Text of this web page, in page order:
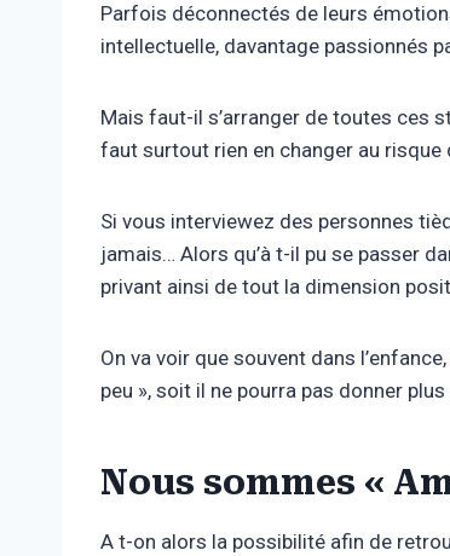
Parfois déconnectés de leurs
intellectuelle, davantage passionnés
Mais faut-il s’arranger de toutes ces
faut surtout rien en changer au
Si vous interviewez des personnes
jamais… Alors qu’à t-il pu se passer
privant ainsi de tout la dimension
On va voir que souvent dans
peu », soit il ne pourra pas donner
Nous sommes «
A t-on alors la possibilité afin de